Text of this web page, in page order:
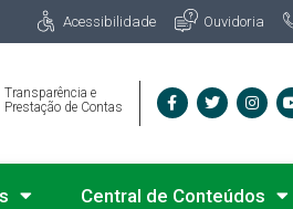
Acessibilidade Ouvidoria
Transparência e
Prestação de Contas
Central de Conteúdos